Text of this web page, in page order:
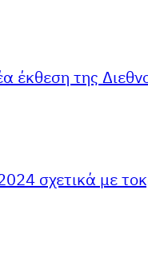
έκθεση της
σχετικά με